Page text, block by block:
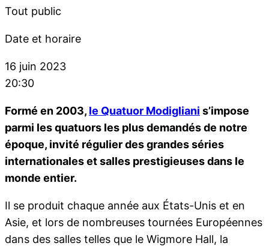
Tout public
Date et horaire
16 juin 2023
20:30
Formé en 2003, le Quatuor Modigliani s’impose
parmi les quatuors les plus demandés de notre
époque, invité régulier des grandes séries
internationales et salles prestigieuses dans le
monde entier.
Il se produit chaque année aux États-Unis et en
Asie, et lors de nombreuses tournées Européennes
dans des salles telles que le Wigmore Hall, la